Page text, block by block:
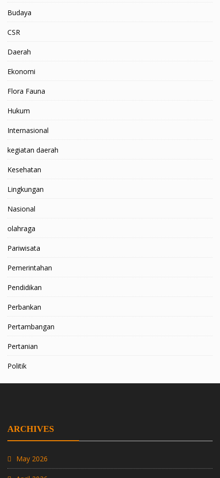
Budaya
CSR
Daerah
Ekonomi
Flora Fauna
Hukum
Internasional
kegiatan daerah
Kesehatan
Lingkungan
Nasional
olahraga
Pariwisata
Pemerintahan
Pendidikan
Perbankan
Pertambangan
Pertanian
Politik
ARCHIVES
May 2026